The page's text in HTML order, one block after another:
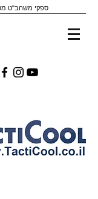
ספקי משהב"ט מספר